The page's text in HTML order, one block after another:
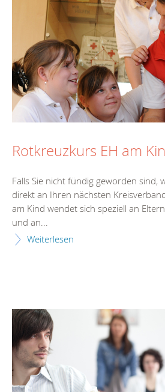
Rotkreuzkurs EH am
Falls Sie nicht fündig geworden sind,
direkt an Ihren nächsten
am Kind wendet sich speziell an
und an...
Weiterlesen